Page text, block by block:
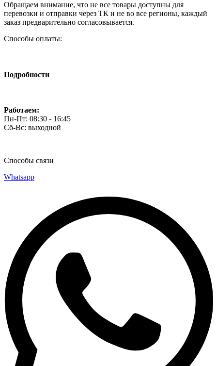
Обращаем внимание, что не все товары доступны для
перевозки и отправки через ТК и не во все регионы, каждый
заказ предварительно согласовывается.
Способы оплаты:
Подробности
Работаем:
Пн-Пт: 08:30 - 16:45
Сб-Вс: выходной
Способы связи
Whatsapp